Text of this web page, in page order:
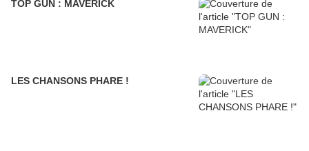
TOP GUN : MAVERICK
LES CHANSONS PHARE !